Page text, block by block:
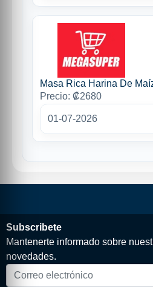
Masa Rica Harina De
Precio: ₡2680
01-07-2026
Subscribete
Mantenerte informado sobre
novedades.